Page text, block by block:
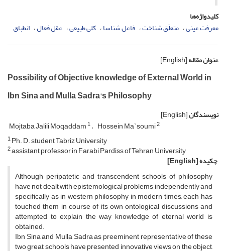
کلیدواژه‌ها
معرفت عینی متعلَق شناخت فاعل شناسا کلی طبیعی عقل فعال انطباق
عنوان مقاله[English]
Possibility of Objective knowledge of External World in
Ibn Sina and Mulla Sadra's Philosophy
نویسندگان[English]
Mojtaba Jalili Moqaddam1 Hossein Ma`soumi2
1Ph. D. student Tabriz University
2assistant professor in Farabi Pardiss of Tehran University
چکیده[English]
Although peripatetic and transcendent schools of philosophy
have not dealt with epistemological problems independently and
specifically as in western philosophy in modern times, each has
touched them in course of its own ontological discussions and
attempted to explain the way knowledge of eternal world is
obtained.
Ibn Sina and Mulla Sadra as preeminent representative of these
two great schools have presented innovative views on the object,